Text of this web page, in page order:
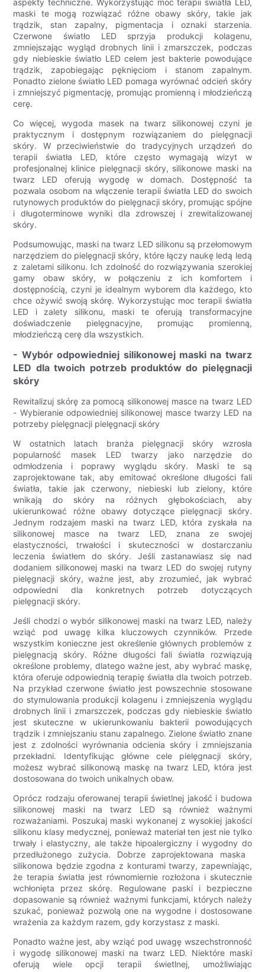
aspekty techniczne. Wykorzystując moc terapii światła LED,
maski te mogą rozwiązać różne obawy skóry, takie jak
trądzik, stan zapalny, pigmentacja i oznaki starzenia.
Czerwone światło LED sprzyja produkcji kolagenu,
zmniejszając wygląd drobnych linii i zmarszczek, podczas
gdy niebieskie światło LED celem jest bakterie powodujące
trądzik, zapobiegając pęknięciom i stanom zapalnym.
Ponadto zielone światło LED pomaga wyrównać odcień skóry
i zmniejszyć pigmentację, promując promienną i młodzieńczą
cerę.
Co więcej, wygoda masek na twarz silikonowej czyni je
praktycznym i dostępnym rozwiązaniem do pielęgnacji
skóry. W przeciwieństwie do tradycyjnych urządzeń do
terapii światła LED, które często wymagają wizyt w
profesjonalnej klinice pielęgnacji skóry, silikonowe maski na
twarz LED oferują wygodę w domach. Dostępność ta
pozwala osobom na włączenie terapii światła LED do swoich
rutynowych produktów do pielęgnacji skóry, promując spójne
i długoterminowe wyniki dla zdrowszej i zrewitalizowanej
skóry.
Podsumowując, maski na twarz LED silikonu są przełomowym
narzędziem do pielęgnacji skóry, które łączy naukę ledą ledą
z zaletami silikonu. Ich zdolność do rozwiązywania szerokiej
gamy obaw skóry, w połączeniu z ich komfortem i
dostępnością, czyni je idealnym wyborem dla każdego, kto
chce ożywić swoją skórę. Wykorzystując moc terapii światła
LED i zalety silikonu, maski te oferują transformacyjne
doświadczenie pielęgnacyjne, promując promienną,
młodzieńczą cerę dla wszystkich.
- Wybór odpowiedniej silikonowej maski na twarz
LED dla twoich potrzeb produktów do pielęgnacji
skóry
Rewitalizuj skórę za pomocą silikonowej masce na twarz LED
- Wybieranie odpowiedniej silikonowej masce twarzy LED na
potrzeby pielęgnacji pielęgnacji skóry
W ostatnich latach branża pielęgnacji skóry wzrosła
popularność masek LED twarzy jako narzędzie do
odmłodzenia i poprawy wyglądu skóry. Maski te są
zaprojektowane tak, aby emitować określone długości fali
światła, takie jak czerwony, niebieski lub zielony, które
wnikają do skóry na różnych głębokościach, aby
ukierunkować różne obawy dotyczące pielęgnacji skóry.
Jednym rodzajem maski na twarz LED, która zyskała na
silikonowej masce na twarz LED, znana ze swojej
elastyczności, trwałości i skuteczności w dostarczaniu
leczenia światłem do skóry. Jeśli zastanawiasz się nad
dodaniem silikonowej maski na twarz LED do swojej rutyny
pielęgnacji skóry, ważne jest, aby zrozumieć, jak wybrać
odpowiedni dla konkretnych potrzeb dotyczących
pielęgnacji skóry.
Jeśli chodzi o wybór silikonowej maski na twarz LED, należy
wziąć pod uwagę kilka kluczowych czynników. Przede
wszystkim konieczne jest określenie głównych problemów z
pielęgnacją skóry. Różne długości fali światła rozwiązują
określone problemy, dlatego ważne jest, aby wybrać maskę,
która oferuje odpowiednią terapię światła dla twoich potrzeb.
Na przykład czerwone światło jest powszechnie stosowane
do stymulowania produkcji kolagenu i zmniejszenia wyglądu
drobnych linii i zmarszczek, podczas gdy niebieskie światło
jest skuteczne w ukierunkowaniu bakterii powodujących
trądzik i zmniejszaniu stanu zapalnego. Zielone światło znane
jest z zdolności wyrównania odcienia skóry i zmniejszania
przekładni. Identyfikując główne cele pielęgnacji skóry,
możesz wybrać silikonową maskę na twarz LED, która jest
dostosowana do twoich unikalnych obaw.
Oprócz rodzaju oferowanej terapii świetlnej jakość i budowa
silikonowej maski na twarz LED są również ważnymi
rozważaniami. Poszukaj maski wykonanej z wysokiej jakości
silikonu klasy medycznej, ponieważ materiał ten jest nie tylko
trwały i elastyczny, ale także hipoalergiczny i wygodny do
przedłużonego zużycia. Dobrze zaprojektowana maska ​​
silikonowa będzie zgodna z konturami twarzy, zapewniając,
że terapia światła jest równomiernie rozłożona i skutecznie
wchłonięta przez skórę. Regulowane paski i bezpieczne
dopasowanie są również ważnymi funkcjami, których należy
szukać, ponieważ pozwolą one na wygodne i dostosowane
wrażenia za każdym razem, gdy korzystasz z maski.
Ponadto ważne jest, aby wziąć pod uwagę wszechstronność
i wygodę silikonowej maski na twarz LED. Niektóre maski
oferują wiele opcji terapii świetlnej, umożliwiając